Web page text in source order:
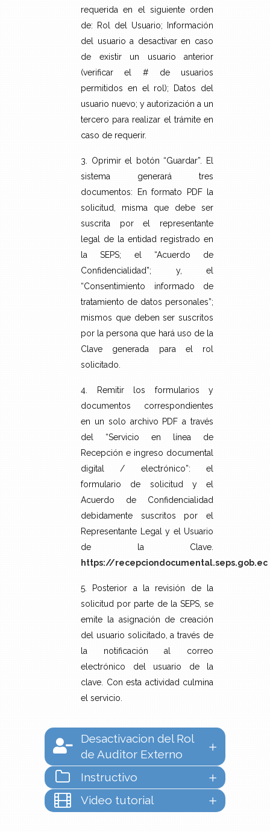
requerida en el siguiente orden
de: Rol del Usuario; Información
del usuario a desactivar en caso
de existir un usuario anterior
(verificar el # de usuarios
permitidos en el rol); Datos del
usuario nuevo; y autorización a un
tercero para realizar el trámite en
caso de requerir.
3. Oprimir el botón “Guardar”. El
sistema generará tres
documentos: En formato PDF la
solicitud, misma que debe ser
suscrita por el representante
legal de la entidad registrado en
la SEPS; el “Acuerdo de
Confidencialidad”; y, el
“Consentimiento informado de
tratamiento de datos personales”;
mismos que deben ser suscritos
por la persona que hará uso de la
Clave generada para el rol
solicitado.
4. Remitir los formularios y
documentos correspondientes
en un solo archivo PDF a través
del “Servicio en línea de
Recepción e ingreso documental
digital / electrónico”: el
formulario de solicitud y el
Acuerdo de Confidencialidad
debidamente suscritos por el
Representante Legal y el Usuario
de la Clave.
https://recepciondocumental.seps.gob.ec
5. Posterior a la revisión de la
solicitud por parte de la SEPS, se
emite la asignación de creación
del usuario solicitado, a través de
la notificación al correo
electrónico del usuario de la
clave. Con esta actividad culmina
el servicio.
Desactivacion del Rol
de Auditor Externo
Instructivo
Video tutorial